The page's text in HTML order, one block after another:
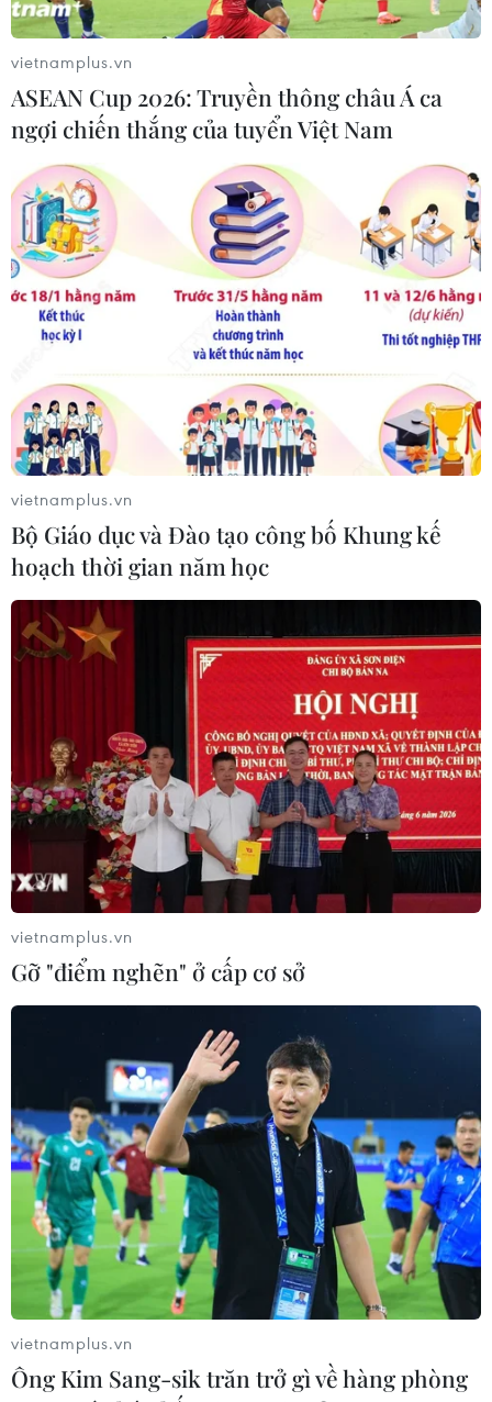
ông Khởi, một mình ngành điện khó có thể giải
quyết được, mà cần có sự chung tay giúp sức
của mọi tầng lớp nhân dân và doanh nghiệp và
“tiết kiệm vẫn là giải pháp tối ưu”./.
Đức Duy (Vietnam+)
#Cắt điện luân phiên #Thiếu điện
#Điện mùa khô
Theo dõi VietnamPlus
TIN CÙNG CHUYÊN MỤC
Thổ Nhĩ Kỳ tăng cường truy quét IS,
bắt giữ hơn 100 nghi phạm
Tây Ban Nha triệt phá đường dây
buôn người xuyên Địa Trung Hải
07/08/2026 12:13
Hy Lạp tạm giam một thị trưởng tình
nghi gây thảm họa cháy rừng
07/08/2026 12:02
vietnamplus.vn
ASEAN Cup 2026: Truyền thông châu Á ca
ngợi chiến thắng của tuyển Việt Nam
vietnamplus.vn
Bộ Giáo dục và Đào tạo công bố Khung kế
hoạch thời gian năm học
vietnamplus.vn
Gỡ "điểm nghẽn" ở cấp cơ sở
vietnamplus.vn
Ông Kim Sang-sik trăn trở gì về hàng phòng